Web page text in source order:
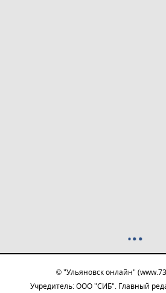
© "Ульяновск онлайн"
Учредитель: ООО "СИБ". Главный